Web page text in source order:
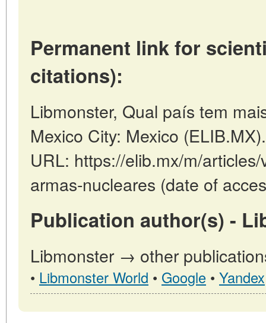
Permanent link for
citations):
Libmonster, Qual país tem
Mexico City: Mexico
URL: https://elib.mx/m/
armas-nucleares (date of
Publication author(s) -
Libmonster → other
• Libmonster World • Google • Yandex